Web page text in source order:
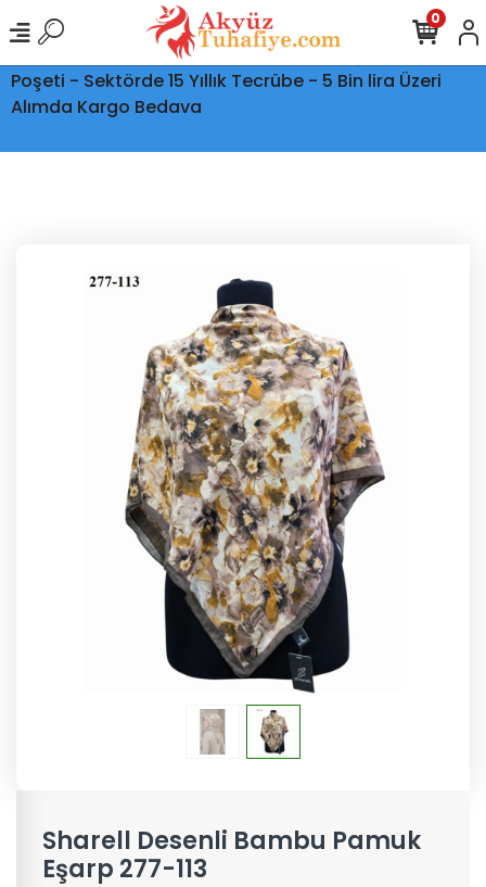
Ptt Kargo İle Tüm Türkiye'ye Teslimat - Şeffaf Kargo
Poşeti - Sektörde 15 Yıllık Tecrübe - 5 Bin lira Üzeri
Alımda Kargo Bedava
0
Sharell Desenli Bambu Pamuk
Eşarp 277-113